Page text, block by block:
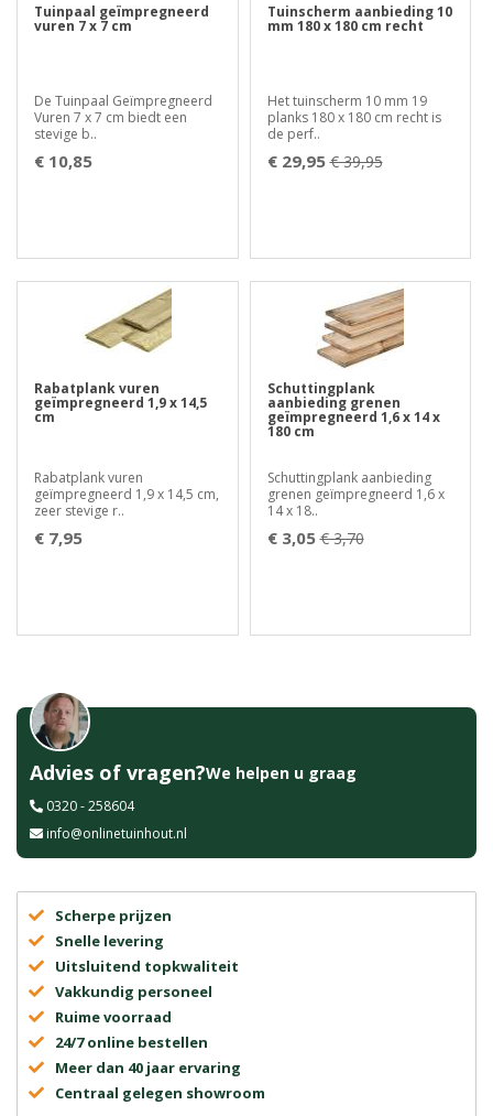
Tuinpaal geïmpregneerd
vuren 7 x 7 cm
De Tuinpaal Geïmpregneerd
Vuren 7 x 7 cm biedt een
stevige b..
€ 10,85
Tuinscherm aanbieding 10
mm 180 x 180 cm recht
Het tuinscherm 10 mm 19
planks 180 x 180 cm recht is
de perf..
€ 29,95 € 39,95
Rabatplank vuren
geïmpregneerd 1,9 x 14,5
cm
Rabatplank vuren
geïmpregneerd 1,9 x 14,5 cm,
zeer stevige r..
€ 7,95
Schuttingplank
aanbieding grenen
geïmpregneerd 1,6 x 14 x
180 cm
Schuttingplank aanbieding
grenen geïmpregneerd 1,6 x
14 x 18..
€ 3,05 € 3,70
Advies of vragen?We helpen u graag
0320 - 258604
info@onlinetuinhout.nl
Scherpe prijzen
Snelle levering
Uitsluitend topkwaliteit
Vakkundig personeel
Ruime voorraad
24/7 online bestellen
Meer dan 40 jaar ervaring
Centraal gelegen showroom